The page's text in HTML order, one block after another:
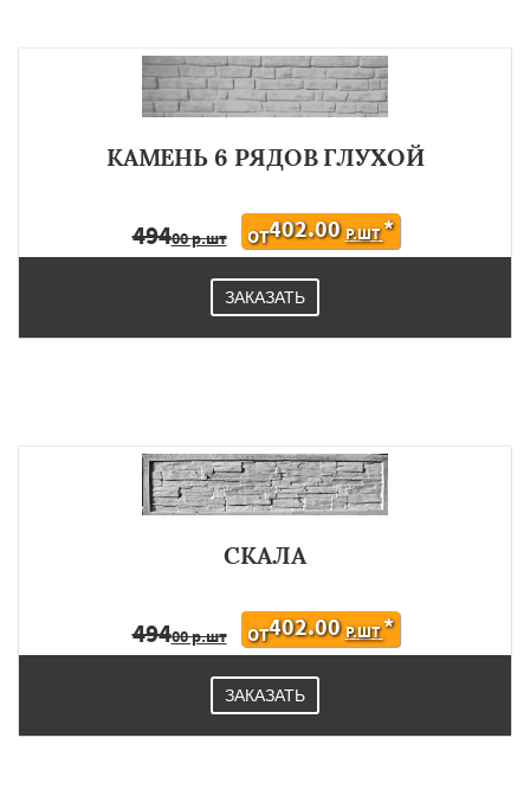
КАМЕНЬ 6 РЯДОВ ГЛУХОЙ
49400 р.шт ОТ402.00 Р.ШТ*
ЗАКАЗАТЬ
СКАЛА
49400 р.шт ОТ402.00 Р.ШТ*
ЗАКАЗАТЬ